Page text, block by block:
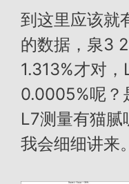
到这里应该就
的数据，泉3
1.313%才对
0.0005%呢？
L7测量有猫腻
我会细细讲来。